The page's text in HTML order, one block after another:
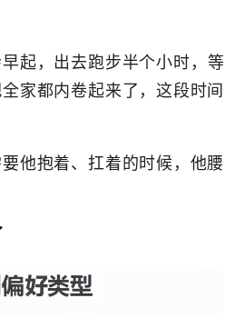
起，出去跑步半个小时，等
家都内卷起来了，这段时间
他抱着、扛着的时候，他腰